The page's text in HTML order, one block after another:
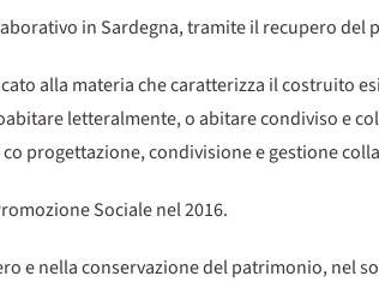
in Sardegna, tramite il recupero
alla materia che caratterizza il costruito
letteralmente, o abitare condiviso e
progettazione, condivisione e gestione
Sociale nel 2016.
e nella conservazione del patrimonio, nel